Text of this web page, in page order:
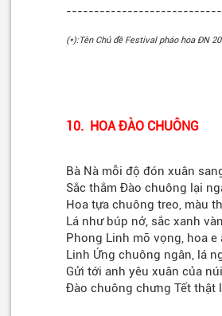
(*):Tên Chủ đề Festival pháo hoa ĐN
10. HOA ĐÀO CHUÔNG
Bà Nà mỗi độ đón xuân
Sắc thắm Đào chuông lại
Hoa tựa chuông treo, màu
Lá như búp nở, sắc xanh
Phong Linh mõ vọng, hoa e
Linh Ứng chuông ngân, lá
Gửi tới anh yêu xuân của núi
Đào chuông chưng Tết thật